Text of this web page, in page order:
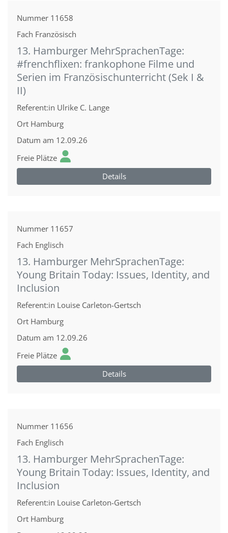
Nummer 11658
Fach Französisch
13. Hamburger MehrSprachenTage:
#frenchflixen: frankophone Filme und
Serien im Französischunterricht (Sek I &
II)
Referent:in Ulrike C. Lange
Ort Hamburg
Datum am 12.09.26
Freie Plätze
Details
Nummer 11657
Fach Englisch
13. Hamburger MehrSprachenTage:
Young Britain Today: Issues, Identity, and
Inclusion
Referent:in Louise Carleton-Gertsch
Ort Hamburg
Datum am 12.09.26
Freie Plätze
Details
Nummer 11656
Fach Englisch
13. Hamburger MehrSprachenTage:
Young Britain Today: Issues, Identity, and
Inclusion
Referent:in Louise Carleton-Gertsch
Ort Hamburg